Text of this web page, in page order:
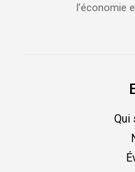
l’économie
Qui